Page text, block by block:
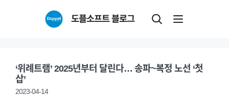
도플소프트 블로그
‘위례트램’ 2025년부터 달린다… 송파~복정 노선 ‘첫
삽’
2023-04-14